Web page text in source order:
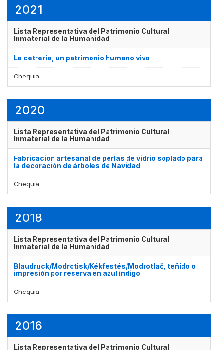
2021
Lista Representativa del Patrimonio Cultural
Inmaterial de la Humanidad
La cetrería, un patrimonio humano vivo
Chequia
2020
Lista Representativa del Patrimonio Cultural
Inmaterial de la Humanidad
Fabricación artesanal de perlas de vidrio soplado para
la decoración de árboles de Navidad
Chequia
2018
Lista Representativa del Patrimonio Cultural
Inmaterial de la Humanidad
Blaudruck/Modrotisk/Kékfestés/Modrotlač, teñido o
impresión por reserva en azul índigo
Chequia
2016
Lista Representativa del Patrimonio Cultural